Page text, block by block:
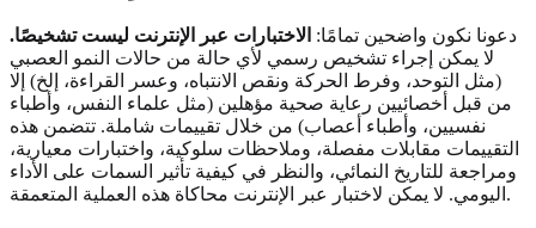
دعونا نكون واضحين تمامًا: الاختبارات عبر الإنترنت ليست تشخيصًا.
لا يمكن إجراء تشخيص رسمي لأي حالة من حالات النمو العصبي
(مثل التوحد، وفرط الحركة ونقص الانتباه، وعسر القراءة، إلخ) إلا
من قبل أخصائيين رعاية صحية مؤهلين (مثل علماء النفس، وأطباء
نفسيين، وأطباء أعصاب) من خلال تقييمات شاملة. تتضمن هذه
التقييمات مقابلات مفصلة، وملاحظات سلوكية، واختبارات معيارية،
ومراجعة للتاريخ النمائي، والنظر في كيفية تأثير السمات على الأداء
اليومي. لا يمكن لاختبار عبر الإنترنت محاكاة هذه العملية المتعمقة.